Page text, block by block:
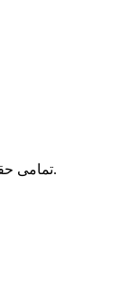
تمامی حقوق این سایت متعلق به نیک بدمینتون می باشد.